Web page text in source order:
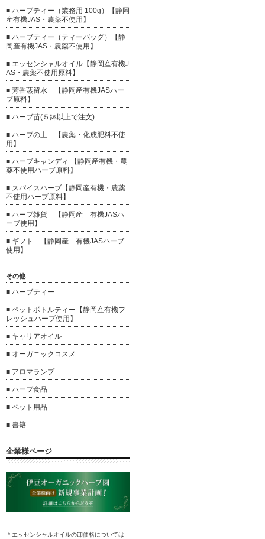
■ ハーブティー（業務用 100g）【静岡
産有機JAS・農薬不使用】
■ ハーブティー（ティーバッグ）【静
岡産有機JAS・農薬不使用】
■ エッセンシャルオイル【静岡産有機J
AS・農薬不使用原料】
■ 芳香蒸留水 【静岡産有機JASハー
ブ原料】
■ ハーブ苗(５鉢以上で注文)
■ ハーブの土 【農薬・化成肥料不使
用】
■ ハーブキャンディ 【静岡産有機・農
薬不使用ハーブ原料】
■ スパイスハーブ【静岡産有機・農薬
不使用ハーブ原料】
■ ハーブ雑貨 【静岡産 有機JASハ
ーブ使用】
■ ギフト 【静岡産 有機JASハーブ
使用】
その他
■ ハーブティー
■ ペットボトルティー【静岡産有機フ
レッシュハーブ使用】
■ キャリアオイル
■ オーガニックコスメ
■ アロマランプ
■ ハーブ食品
■ ペット用品
■ 書籍
企業様ページ
＊エッセンシャルオイルの卸価格については